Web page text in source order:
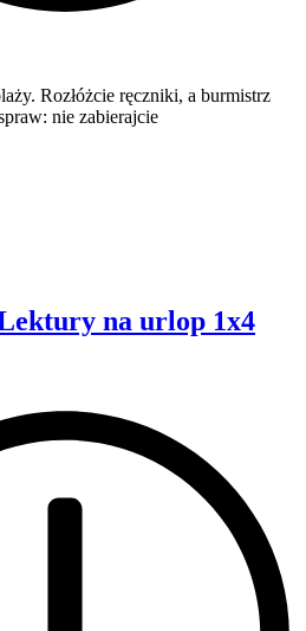
Rozłóżcie ręczniki, a burmistrz
nie zabierajcie
na urlop 1x4